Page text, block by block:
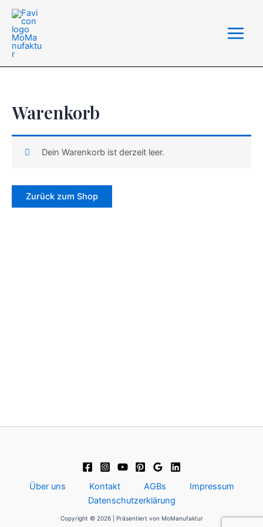
Zum
Inhalt
springen
Warenkorb
Dein Warenkorb ist derzeit leer.
Zurück zum Shop
Über uns Kontakt AGBs
Impressum
Datenschutzerklärung
Copyright © 2026 | Präsentiert von MoManufaktur